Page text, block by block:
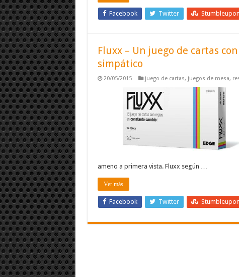
Facebook Twitter Stumbleupon
Fluxx – Un juego de cartas
simpático
20/05/2015 juego de cartas, juegos de mesa,
ameno a primera vista. Fluxx según …
Ver más
Facebook Twitter Stumbleupon